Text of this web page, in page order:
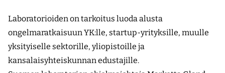
Laboratorioiden on tarkoitus luoda alusta
ongelmaratkaisuun YK:lle, startup-yrityksille, muulle
yksityiselle sektorille, yliopistoille ja
kansalaisyhteiskunnan edustajille.